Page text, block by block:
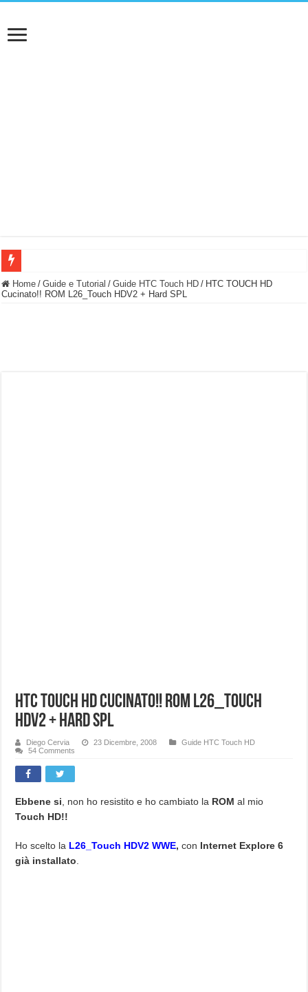
BASTA FATICARE! Questo robot tagliaerba lo appoggi e fa tutto lui! (Senza
Home / Guide e Tutorial / Guide HTC Touch HD / HTC TOUCH HD
Cucinato!! ROM L26_Touch HDV2 + Hard SPL
HTC TOUCH HD Cucinato!! ROM L26_Touch
HDV2 + Hard SPL
Diego Cervia 23 Dicembre, 2008
Guide HTC Touch HD
54 Comments
Ebbene si , non ho resistito e ho cambiato la ROM al mio
Touch HD!!
Ho scelto la L26_Touch HDV2 WWE, con Internet Explore 6
già installato